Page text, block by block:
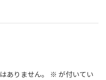
ありません。 ※ が付いてい